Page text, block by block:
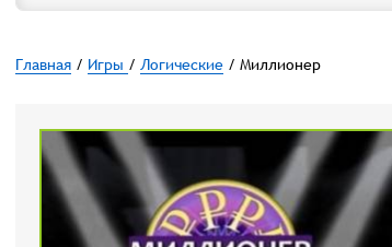
Главная/ Игры / Логические/ Миллионер